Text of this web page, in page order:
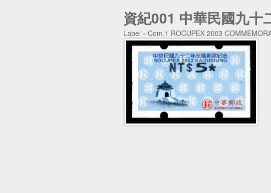
資紀001 中華民國九十
Label－Com.1 ROCUPEX 2003